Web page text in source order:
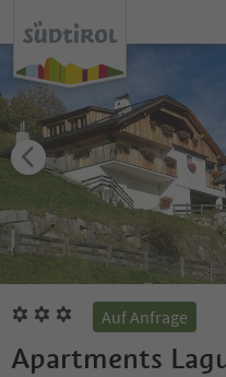
Auf Anfrage
Apartments